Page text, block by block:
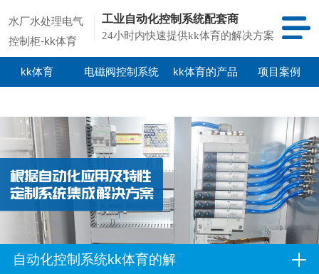
水厂水处理电气
控制柜-kk体育
工业自动化控制系统配套商
24小时内快速提供kk体育的解决方案
kk体育 电磁阀控制系统 kk体育的产品 项目案例
自动化控制系统kk体育的解